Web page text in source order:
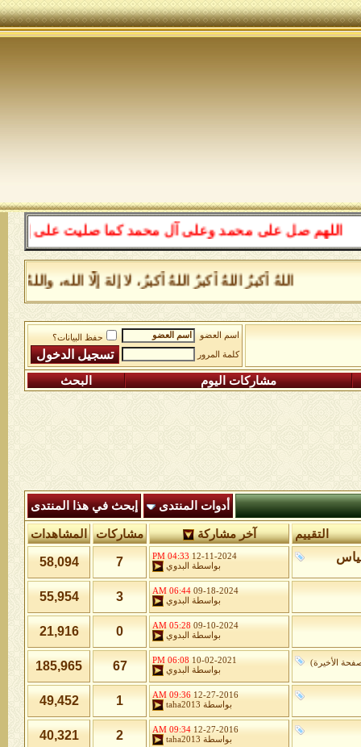
اللهم صل على محمد وعلى آل محمد كما صليت على إبراهيم
اللهُ أكبرُ اللهُ أكبرُ اللهُ أكبرُ، لا إلهَ إلَّا الله،
اسم العضو
حفظ البيانات؟
كلمة المرور
مشاركات اليوم البحث
أدوات المنتدى إبحث في هذا المنتدى
التقييم آخر مشاركة مشاركات المشاهدات
12-11-2024
04:33 PM
بواسطة
البدوي 7
58,094
09-18-2024
06:44 AM
بواسطة
البدوي 3
55,954
09-10-2024
05:28 AM
بواسطة
البدوي 0
21,916
الأخيرة)
10-02-2021
06:08 PM
بواسطة
البدوي 67
185,965
12-27-2016
09:36 AM
بواسطة taha2013
1
49,452
12-27-2016
09:34 AM
بواسطة taha2013
2
40,321